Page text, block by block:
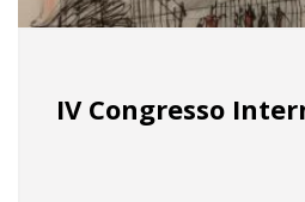
IV Congresso